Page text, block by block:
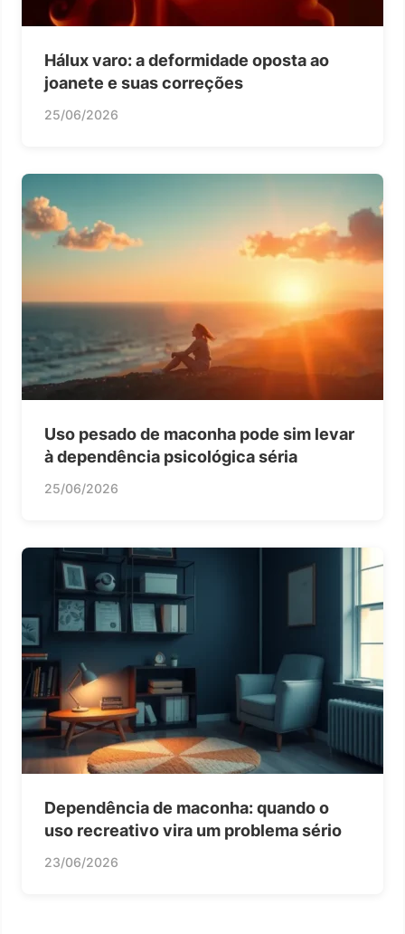
Hálux varo: a deformidade oposta ao
joanete e suas correções
25/06/2026
Uso pesado de maconha pode sim levar
à dependência psicológica séria
25/06/2026
Dependência de maconha: quando o
uso recreativo vira um problema sério
23/06/2026